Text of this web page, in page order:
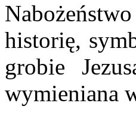
historię,
grobie
wymieniana